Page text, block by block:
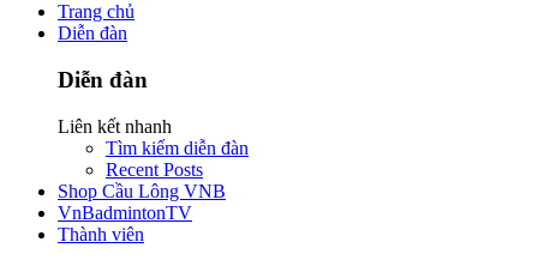
Trang chủ
Diễn đàn
Diễn đàn
Liên kết nhanh
Tìm kiếm diễn đàn
Recent Posts
Shop Cầu Lông VNB
VnBadmintonTV
Thành viên